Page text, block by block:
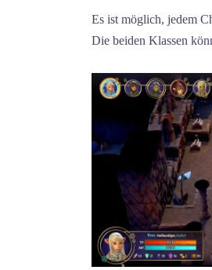
Es ist möglich, jedem
Die beiden Klassen